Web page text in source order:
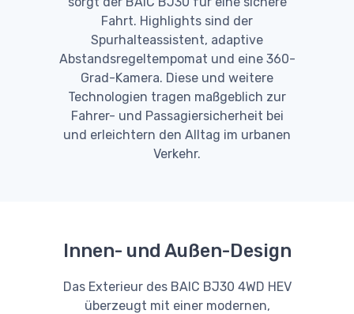
Fahrt. Highlights sind der
Spurhalteassistent, adaptive
Abstandsregeltempomat und eine 360-
Grad-Kamera. Diese und weitere
Technologien tragen maßgeblich zur
Fahrer- und Passagiersicherheit bei
und erleichtern den Alltag im urbanen
Verkehr.
Innen- und Außen-Design
Das Exterieur des BAIC BJ30 4WD HEV
überzeugt mit einer modernen,